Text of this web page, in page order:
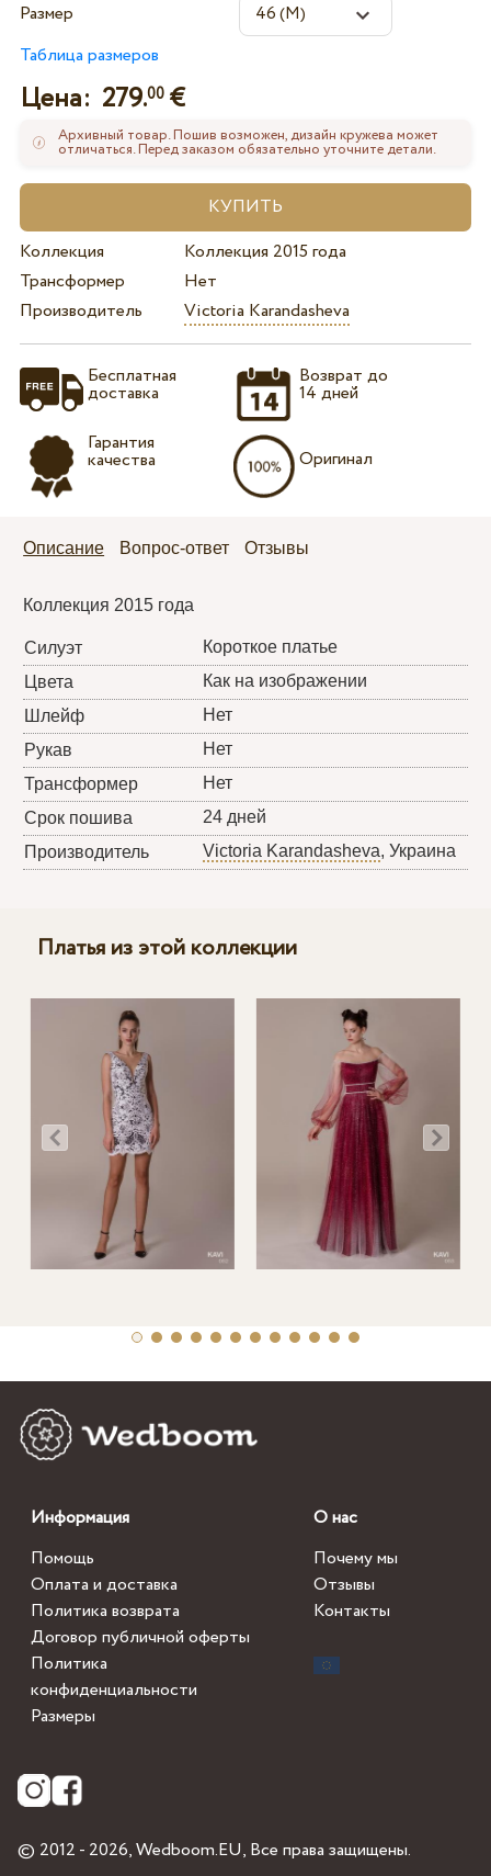
Размер
Таблица размеров
Цена: 279.00€
Архивный товар. Пошив возможен, дизайн кружева может
отличаться. Перед заказом обязательно уточните детали.
Коллекция
Коллекция 2015 года
Трансформер
Нет
Производитель
Victoria Karandasheva
Бесплатная
доставка
Гарантия
качества
Возврат до
14 дней
Оригинал
Описание Вопрос-ответ Отзывы
Коллекция 2015 года
Силуэт
Короткое платье
Цвета
Как на изображении
Шлейф
Нет
Рукав
Нет
Трансформер
Нет
Срок пошива
24 дней
Производитель
Victoria Karandasheva, Украина
Платья из этой коллекции
Информация
Помощь
Оплата и доставка
Политика возврата
Договор публичной оферты
Политика
конфиденциальности
Размеры
О нас
Почему мы
Отзывы
Контакты
© 2012 - 2026,Wedboom.EU, Все права защищены.